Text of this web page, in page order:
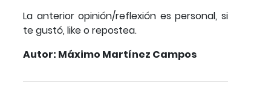
La anterior opinión/reflexión es personal, si
te gustó, like o repostea.
Autor: Máximo Martínez Campos